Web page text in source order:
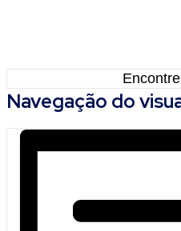
Navegação do